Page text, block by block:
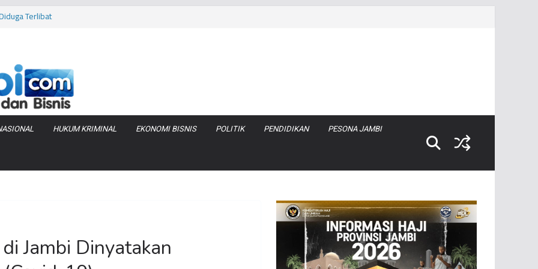
Terlibat
Jadi Rp
Zenix di
HUKUM KRIMINAL EKONOMI BISNIS POLITIK PENDIDIKAN PESONA JAMBI
Jambi Dinyatakan